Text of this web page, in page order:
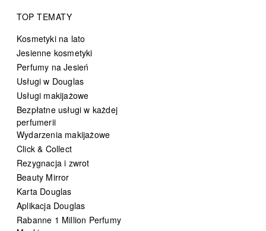
TOP TEMATY
Kosmetyki na lato
Jesienne kosmetyki
Perfumy na Jesień
Usługi w Douglas
Usługi makijażowe
Bezpłatne usługi w każdej
perfumerii
Wydarzenia makijażowe
Click & Collect
Rezygnacja i zwrot
Beauty Mirror
Karta Douglas
Aplikacja Douglas
Rabanne 1 Million Perfumy